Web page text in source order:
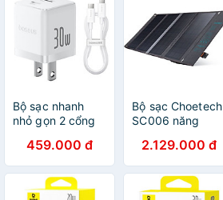
Bộ sạc nhanh
nhỏ gọn 2 cổng
C 30W Kèm cáp
C to C 60w dài
1M - Hàng chính
hãng
459.000 đ
Bộ sạc Choetech
SC006 năng
40W di động có
thể gấp gọn
(hàng chính
hãng)
2.129.000 đ